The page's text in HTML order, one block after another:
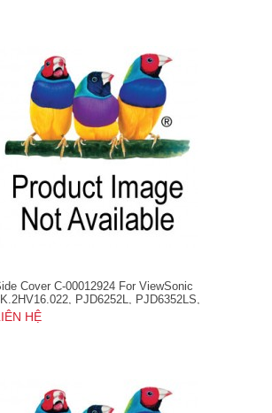
Cover C-00012924 For ViewSonic
PJD6252L, PJD6352LS,
PJD6552LW,
PJD7828HDL,
HỆ